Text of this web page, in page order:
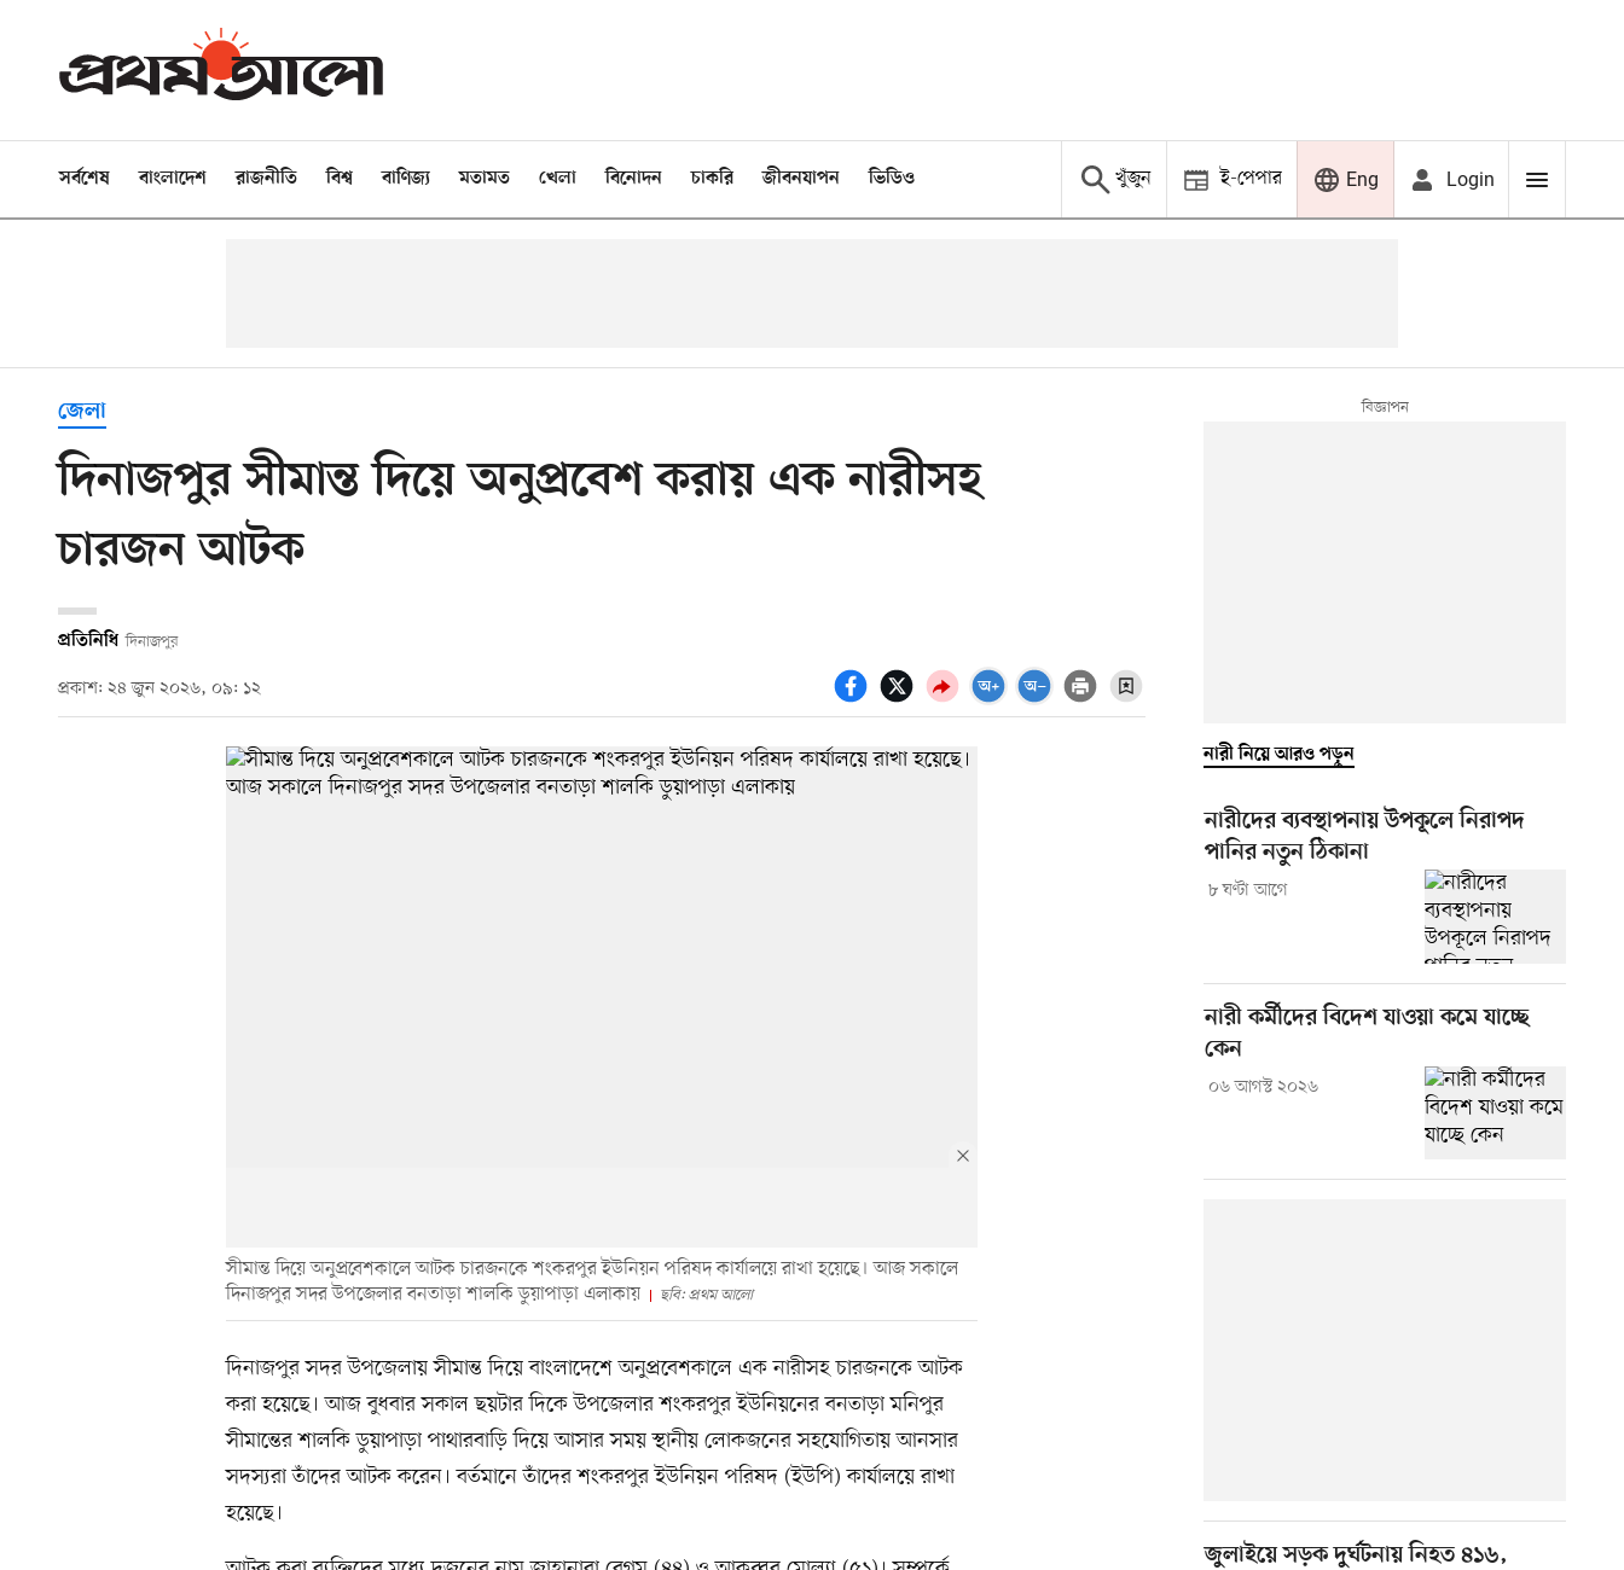
সর্বশেষ বাংলাদেশ রাজনীতি বিশ্ব বাণিজ্য মতামত খেলা বিনোদন চাকরি জীবনযাপন ভিডিও খুঁজুন ই-পেপার Eng Login
জেলা
দিনাজপুর সীমান্ত দিয়ে অনুপ্রবেশ করায় এক নারীসহ
চারজন আটক
প্রতিনিধি দিনাজপুর
প্রকাশ: ২৪ জুন ২০২৬, ০৯: ১২
সীমান্ত দিয়ে অনুপ্রবেশকালে আটক চারজনকে শংকরপুর ইউনিয়ন পরিষদ কার্যালয়ে রাখা হয়েছে। আজ সকালে
দিনাজপুর সদর উপজেলার বনতাড়া শালকি ডুয়াপাড়া এলাকায়
ছবি: প্রথম আলো
দিনাজপুর সদর উপজেলায় সীমান্ত দিয়ে বাংলাদেশে অনুপ্রবেশকালে এক নারীসহ চারজনকে আটক
করা হয়েছে। আজ বুধবার সকাল ছয়টার দিকে উপজেলার শংকরপুর ইউনিয়নের বনতাড়া মনিপুর
সীমান্তের শালকি ডুয়াপাড়া পাথারবাড়ি দিয়ে আসার সময় স্থানীয় লোকজনের সহযোগিতায় আনসার
সদস্যরা তাঁদের আটক করেন। বর্তমানে তাঁদের শংকরপুর ইউনিয়ন পরিষদ (ইউপি) কার্যালয়ে রাখা
হয়েছে।
নারী নিয়ে আরও পড়ুন
নারীদের ব্যবস্থাপনায় উপকূলে নিরাপদ
পানির নতুন ঠিকানা
৮ ঘণ্টা আগে
নারী কর্মীদের বিদেশ যাওয়া কমে যাচ্ছে
কেন
০৬ আগস্ট ২০২৬
জুলাইয়ে সড়ক দুর্ঘটনায় নিহত ৪১৬,